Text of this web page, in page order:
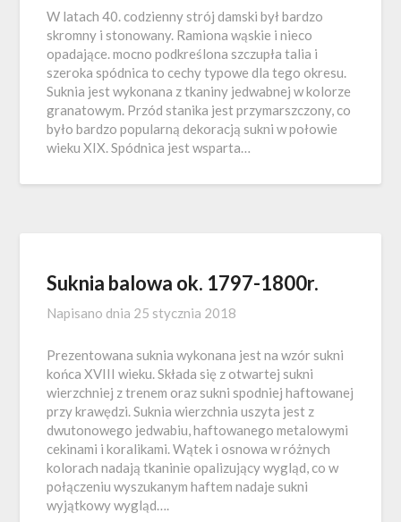
W latach 40. codzienny strój damski był bardzo
skromny i stonowany. Ramiona wąskie i nieco
opadające. mocno podkreślona szczupła talia i
szeroka spódnica to cechy typowe dla tego okresu.
Suknia jest wykonana z tkaniny jedwabnej w kolorze
granatowym. Przód stanika jest przymarszczony, co
było bardzo popularną dekoracją sukni w połowie
wieku XIX. Spódnica jest wsparta…
Suknia balowa ok. 1797-1800r.
Napisano dnia 25 stycznia 2018
Prezentowana suknia wykonana jest na wzór sukni
końca XVIII wieku. Składa się z otwartej sukni
wierzchniej z trenem oraz sukni spodniej haftowanej
przy krawędzi. Suknia wierzchnia uszyta jest z
dwutonowego jedwabiu, haftowanego metalowymi
cekinami i koralikami. Wątek i osnowa w różnych
kolorach nadają tkaninie opalizujący wygląd, co w
połączeniu wyszukanym haftem nadaje sukni
wyjątkowy wygląd….